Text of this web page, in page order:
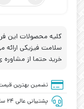
PR12-
4DP
-
عدد
کلیه محصولات این
سلامت فیزیکی
خرید حتما از
تضمین بهترین قیمت
پشتیبانی عالی ۲۴ ساعته، ۷ روز هفته